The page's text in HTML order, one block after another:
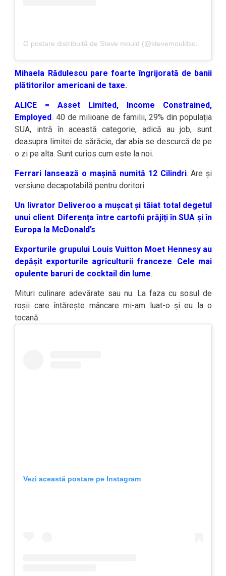
Mihaela Rădulescu pare foarte îngrijorată de banii
plătitorilor americani de taxe.
ALICE = Asset Limited, Income Constrained,
Employed. 40 de milioane de familii, 29% din populația
SUA, intră în această categorie, adică au job, sunt
deasupra limitei de sărăcie, dar abia se descurcă de pe
o zi pe alta. Sunt curios cum este la noi.
Ferrari lansează o mașină numită 12 Cilindri. Are și
versiune decapotabilă pentru doritori.
Un livrator Deliveroo a mușcat și tăiat total degetul
unui client. Diferența între cartofii prăjiți în SUA și în
Europa la McDonald’s.
Exporturile grupului Louis Vuitton Moet Hennesy au
depășit exporturile agriculturii franceze. Cele mai
opulente baruri de cocktail din lume.
Mituri culinare adevărate sau nu. La faza cu sosul de
roșii care întărește mâncare mi-am luat-o și eu la o
tocană.
Vezi această postare pe Instagram